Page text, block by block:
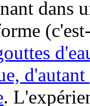
dans
.